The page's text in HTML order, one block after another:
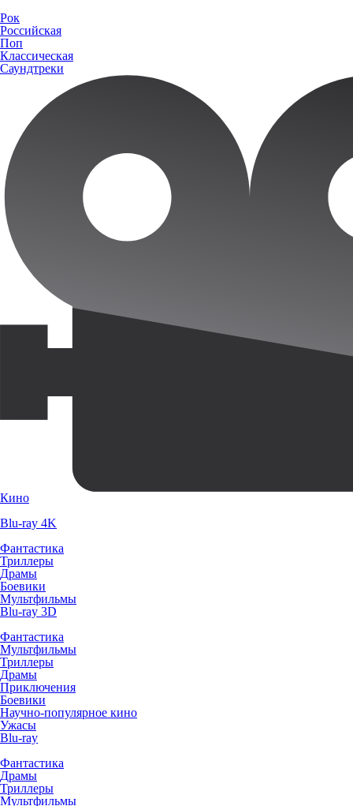
Рок
Российская
Поп
Классическая
Саундтреки
Кино
Blu-ray 4K
Фантастика
Триллеры
Драмы
Боевики
Мультфильмы
Blu-ray 3D
Фантастика
Мультфильмы
Триллеры
Драмы
Приключения
Боевики
Научно-популярное кино
Ужасы
Blu-ray
Фантастика
Драмы
Триллеры
Мультфильмы